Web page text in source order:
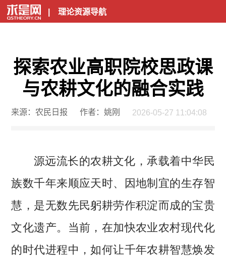
| 理论资源导航
探索农业高职院校思政课
与农耕文化的融合实践
来源：农民日报 作者：姚刚 2026-05-27 11:04:08
源远流长的农耕文化，承载着中华民
族数千年来顺应天时、因地制宜的生存智
慧，是无数先民躬耕劳作积淀而成的宝贵
文化遗产。当前，在加快农业农村现代化
的时代进程中，如何让千年农耕智慧焕发